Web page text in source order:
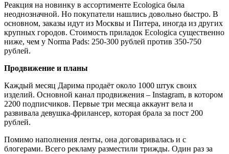
Реакция на новинку в ассортименте Ecologica была
неоднозначной. Но покупатели нашлись довольно быстро. В
основном, заказы идут из Москвы и Питера, иногда из других
крупных городов. Стоимость приладок Ecologica существенно
ниже, чем у Norma Pads: 250-300 рублей против 350-750
рублей.
Продвижение и планы
Каждый месяц Дарима продаёт около 1000 штук своих
изделий. Основной канал продвижения – Instagram, в котором
2200 подписчиков. Первые три месяца аккаунт вела и
развивала девушка-фрилансер, которая брала за пост 200
рублей.
Помимо наполнения ленты, она договаривалась и с
блогерами. Всего рекламу разместили трижды. Один раз за